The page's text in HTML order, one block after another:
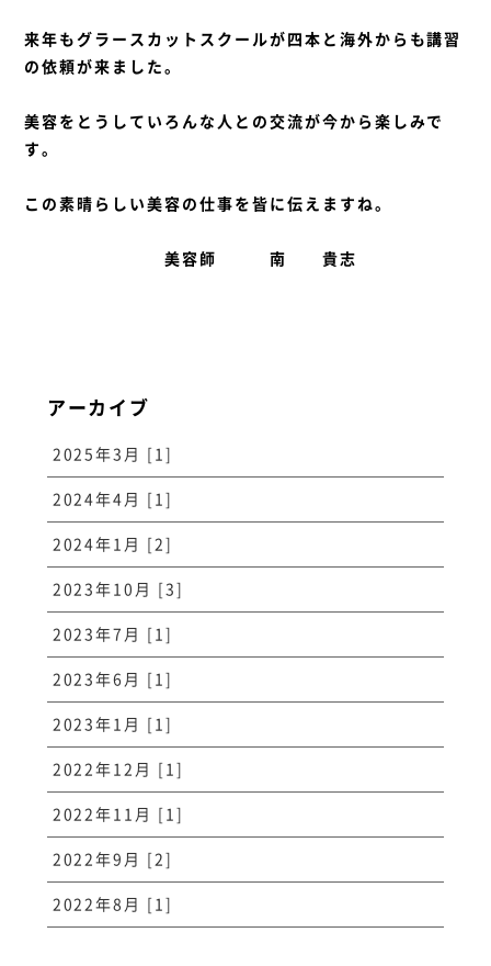
来年もグラースカットスクールが四本と海外からも講習
の依頼が来ました。
美容をとうしていろんな人との交流が今から楽しみで
す。
この素晴らしい美容の仕事を皆に伝えますね。
美容師 南 貴志
アーカイブ
2025年3月 [1]
2024年4月 [1]
2024年1月 [2]
2023年10月 [3]
2023年7月 [1]
2023年6月 [1]
2023年1月 [1]
2022年12月 [1]
2022年11月 [1]
2022年9月 [2]
2022年8月 [1]